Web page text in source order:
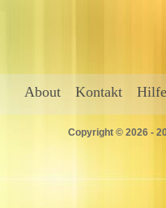
About Kontakt Hilfe
Copyright © 2026 -